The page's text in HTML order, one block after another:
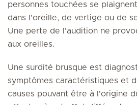
personnes touchées se
dans l'oreille, de vertige ou de
Une perte de l'audition ne
aux oreilles.
Une surdité brusque est
symptômes caractéristiques et
causes pouvant être à l'origine